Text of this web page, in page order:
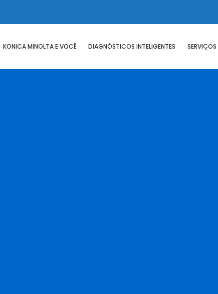
KONICA MINOLTA E VOCÊ DIAGNÓSTICOS INTELIGENTES SERVIÇOS